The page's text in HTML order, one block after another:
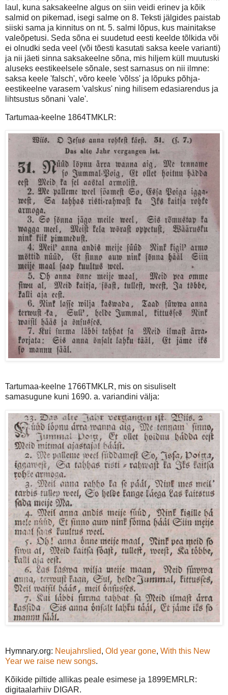
laul, kuna saksakeelne algus on siin veidi erinev ja kõik
salmid on pikemad, isegi salme on 8. Teksti jälgides paistab
siiski sama ja kinnitus on nt. 5. salmi lõpus, kus mainitakse
valeõpetusi. Seda sõna ei suudetud eesti keelde tõlkida või
ei olnudki seda veel (või tõesti kasutati saksa keele varianti)
ja nii jäeti sinna saksakeelne sõna, mis hiljem küll muutuski
aluseks eestikeelsele sõnale, sest sarnasus on nii ilmne:
saksa keele 'falsch', võro keele 'võlss' ja lõpuks põhja-
eestikeelne varasem 'valskus' ning hilisem edasiarendus ja
lihtsustus sõnani 'vale'.
Tartumaa-keelne 1864TMKLR:
Tartumaa-keelne 1766TMKLR, mis on sisuliselt
samasugune kuni 1690. a. variandini välja:
Hymnary.org: Neujahrslied, Old year gone, With this New
Year we raise new songs.
Kõikide piltide allikas peale esimese ja 1899EMRLR:
digitaalarhiiv DIGAR.